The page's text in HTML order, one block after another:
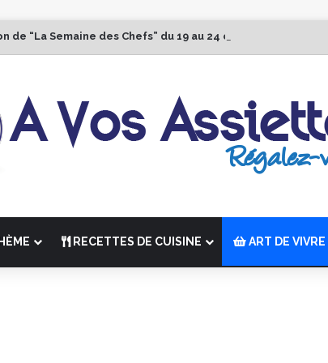
de “La Semaine des Chefs” du 19 au 24 octobre 2026
RECETTES DE CUISINE ART DE VIVRE